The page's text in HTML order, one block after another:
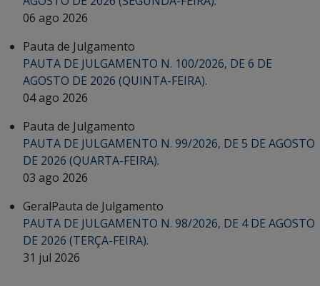
06 ago 2026
Pauta de Julgamento
PAUTA DE JULGAMENTO N. 100/2026, DE 6 DE
AGOSTO DE 2026 (QUINTA-FEIRA).
04 ago 2026
Pauta de Julgamento
PAUTA DE JULGAMENTO N. 99/2026, DE 5 DE AGOSTO
DE 2026 (QUARTA-FEIRA).
03 ago 2026
GeralPauta de Julgamento
PAUTA DE JULGAMENTO N. 98/2026, DE 4 DE AGOSTO
DE 2026 (TERÇA-FEIRA).
31 jul 2026